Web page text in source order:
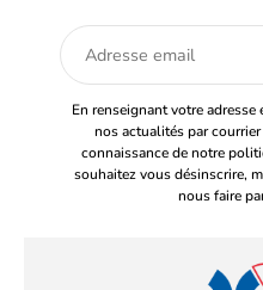
Adresse
email
En renseignant votre
nos actualités par
connaissance de notre
souhaitez vous désinscrire,
nous faire